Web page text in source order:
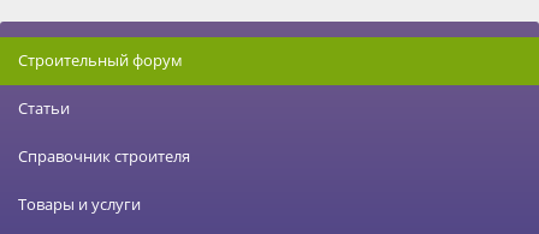
Строительный форум
Статьи
Справочник строителя
Товары и услуги